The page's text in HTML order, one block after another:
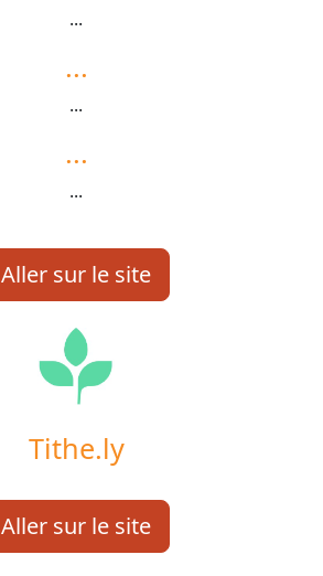
...
...
...
...
...
Aller sur le site
Tithe.ly
Aller sur le site